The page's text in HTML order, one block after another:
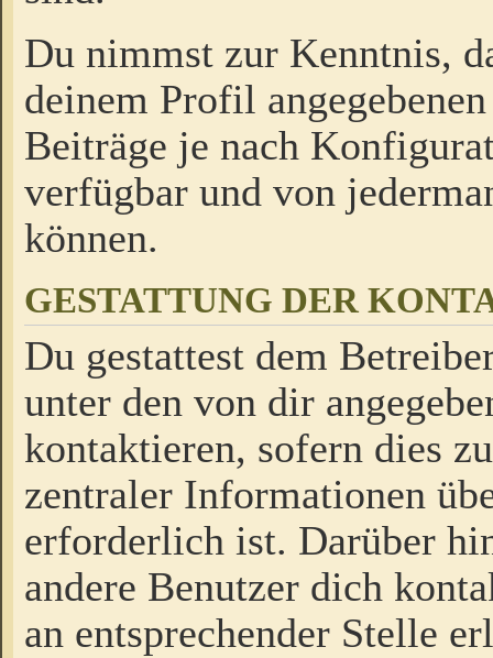
Du nimmst zur Kenntnis,
deinem Profil
Beiträge je nach
verfügbar und von
können.
GESTATTUNG DER
Du gestattest dem
unter den von dir
kontaktieren, sofern dies
zentraler Informationen
erforderlich ist. Darüber
andere Benutzer dich
an entsprechender Stelle